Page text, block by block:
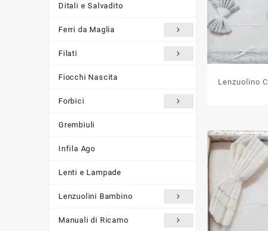
Ditali e Salvadito
Ferri da Maglia
Filati
Fiocchi Nascita
Forbici
Grembiuli
Infila Ago
Lenti e Lampade
Lenzuolini Bambino
Manuali di Ricamo
Lenzuolino